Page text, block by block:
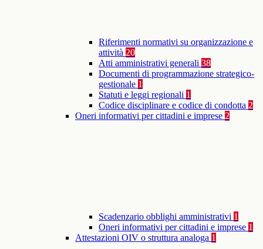
Riferimenti normativi su organizzazione e
attività 20
Atti amministrativi generali 38
Documenti di programmazione strategico-
gestionale 1
Statuti e leggi regionali 1
Codice disciplinare e codice di condotta 2
Oneri informativi per cittadini e imprese 2
Scadenzario obblighi amministrativi 1
Oneri informativi per cittadini e imprese 1
Attestazioni OIV o struttura analoga 1